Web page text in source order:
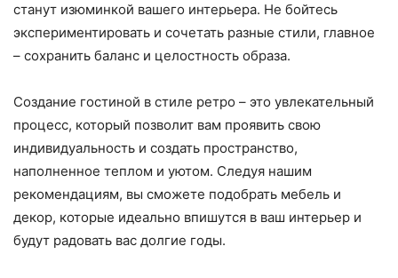
станут изюминкой вашего интерьера. Не бойтесь
экспериментировать и сочетать разные стили, главное
– сохранить баланс и целостность образа.
Создание гостиной в стиле ретро – это увлекательный
процесс, который позволит вам проявить свою
индивидуальность и создать пространство,
наполненное теплом и уютом. Следуя нашим
рекомендациям, вы сможете подобрать мебель и
декор, которые идеально впишутся в ваш интерьер и
будут радовать вас долгие годы.